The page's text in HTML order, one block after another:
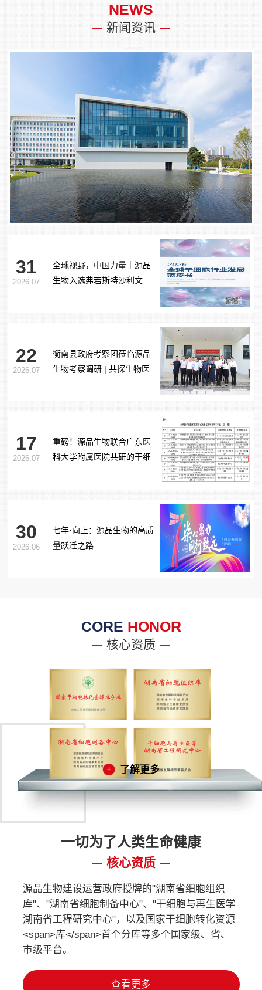
NEWS
新闻资讯
31
2026.07
全球视野，中国力量｜源品
生物入选弗若斯特沙利文
22
2026.07
衡南县政府考察团莅临源品
生物考察调研 | 共探生物医
17
2026.07
重磅！源品生物联合广东医
科大学附属医院共研的干细
30
2026.06
七年·向上：源品生物的高质
量跃迁之路
CORE HONOR
核心资质
了解更多
一切为了人类生命健康
核心资质
源品生物建设运营政府授牌的"湖南省细胞组织
库"、"湖南省细胞制备中心"、"干细胞与再生医学
湖南省工程研究中心"，以及国家干细胞转化资源
<span>库</span>首个分库等多个国家级、省、
市级平台。
查看更多